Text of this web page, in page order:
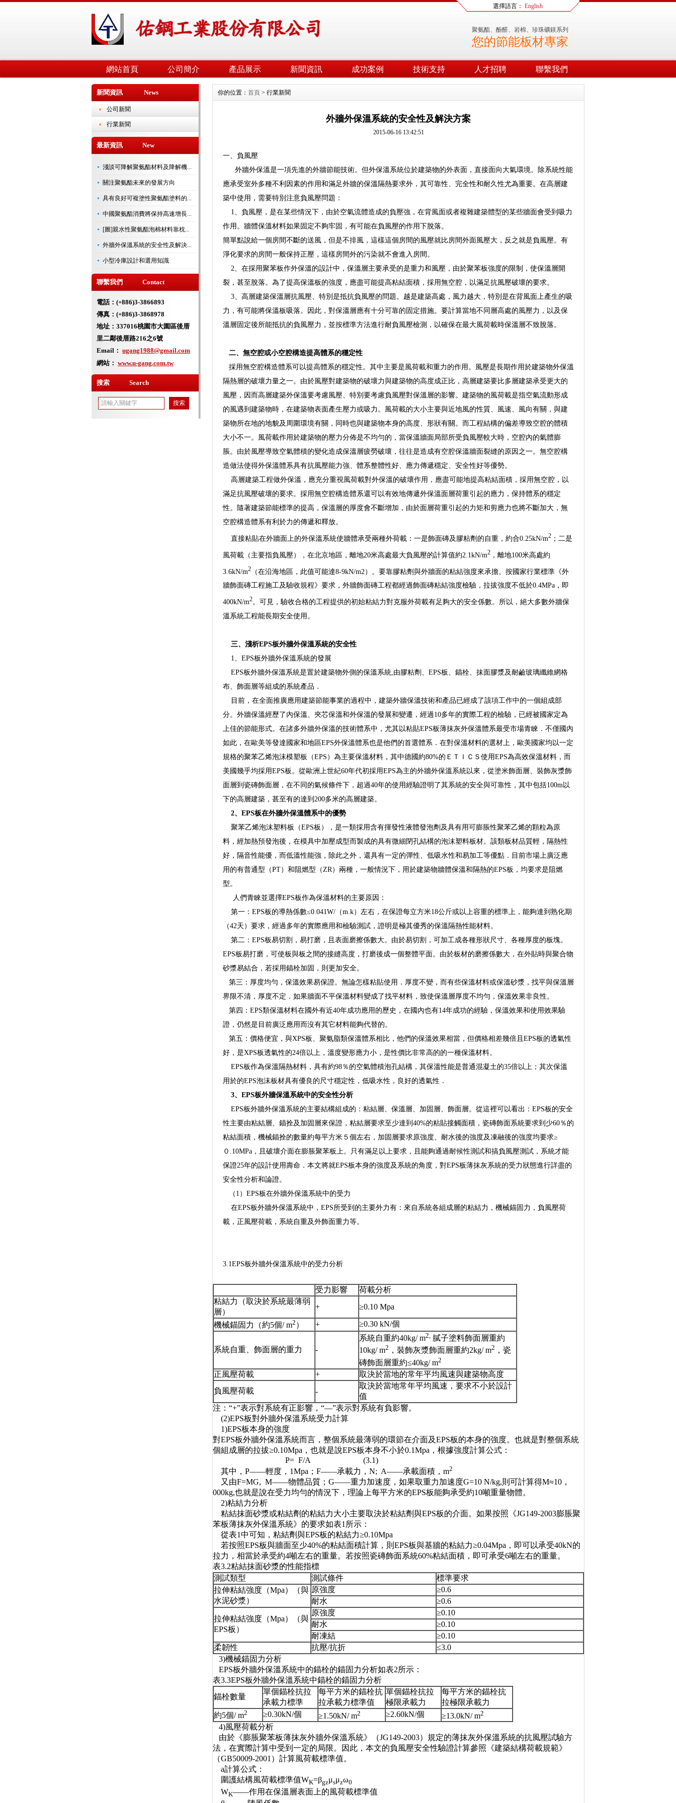
選擇語言： English
聚氨酯、酚醛、岩棉、珍珠礦鎂系列
您的節能板材專家
網站首頁 公司簡介 產品展示 新聞資訊 成功案例 技術支持 人才招聘 聯繫我們
新聞資訊 News
公司新聞
行業新聞
最新資訊 New
淺談可降解聚氨酯材料及降解機...
關注聚氨酯未來的發展方向
具有良好可複塗性聚氨酯塗料的...
中國聚氨酯消費將保持高速增長...
[圖]親水性聚氨酯泡棉材料靠枕...
外牆外保溫系統的安全性及解決...
小型冷庫設計和選用知識
聯繫我們 Contact
電話：(+886)3-3866893
傳真：(+886)3-3868978
地址： 337016桃園市大園區後厝
里二鄰後厝路216之6號
Email： ugang1988@gmail.com
網站： www.u-gang.com.tw
搜索 Search
你的位置： 首頁 > 行業新聞
外牆外保溫系統的安全性及解決方案
2015-06-16 13:42:51
一、負風壓
外牆外保溫是一項先進的外牆節能技術。但外保溫系統位於建築物的外表面，直接面向大氣環境。除系統性能
應承受室外多種不利因素的作用和滿足外牆的保溫隔熱要求外，其可靠性、完全性和耐久性尤為重要。在高層建
築中使用，需要特別注意負風壓問題：
1、負風壓，是在某些情況下，由於空氣流體造成的負壓強，在背風面或者複雜建築體型的某些牆面會受到吸力
作用。牆體保溫材料如果固定不夠牢固，有可能在負風壓的作用下脫落。
簡單點說給一個房間不斷的送風，但是不排風，這樣這個房間的風壓就比房間外面風壓大，反之就是負風壓。有
淨化要求的房間一般保持正壓，這樣房間外的污染就不會進入房間。
2、在採用聚苯板作外保溫的設計中，保溫層主要承受的是重力和風壓，由於聚苯板強度的限制，使保溫層開
裂，甚至脫落。為了提高保溫板的強度，應盡可能提高粘結面積，採用無空腔，以滿足抗風壓破壞的要求。
3、高層建築保溫層抗風壓、特別是抵抗負風壓的問題。越是建築高處，風力越大，特別是在背風面上產生的吸
力，有可能將保溫板吸落。因此，對保溫層應有十分可靠的固定措施。要計算當地不同層高處的風壓力，以及保
溫層固定後所能抵抗的負風壓力，並按標準方法進行耐負風壓檢測，以確保在最大風荷載時保溫層不致脫落。
二、無空腔或小空腔構造提高體系的穩定性
採用無空腔構造體系可以提高體系的穩定性。其中主要是風荷載和重力的作用。風壓是長期作用於建築物外保溫
隔熱層的破壞力量之一。由於風壓對建築物的破壞力與建築物的高度成正比，高層建築要比多層建築承受更大的
風壓，因而高層建築外保溫要考慮風壓、特別要考慮負風壓對保溫層的影響。建築物的風荷載是指空氣流動形成
的風遇到建築物時，在建築物表面產生壓力或吸力。風荷載的大小主要與近地風的性質、風速、風向有關，與建
築物所在地的地貌及周圍環境有關，同時也與建築物本身的高度、形狀有關。而工程結構的偏差導致空腔的體積
大小不一。風荷載作用於建築物的壓力分佈是不均勻的，當保溫牆面局部所受負風壓較大時，空腔內的氣體膨
脹。由於風壓導致空氣體積的變化造成保溫層疲勞破壞，往往是造成有空腔保溫牆面裂縫的原因之一。無空腔構
造做法使得外保溫體系具有抗風壓能力強、體系整體性好、應力傳遞穩定、安全性好等優勢。
高層建築工程做外保溫，應充分重視風荷載對外保溫的破壞作用，應盡可能地提高粘結面積，採用無空腔，以
滿足抗風壓破壞的要求。採用無空腔構造體系還可以有效地傳遞外保溫面層荷重引起的應力，保持體系的穩定
性。隨著建築節能標準的提高，保溫層的厚度會不斷增加，由於面層荷重引起的力矩和剪應力也將不斷加大，無
空腔構造體系有利於力的傳遞和釋放。
直接粘貼在外牆面上的外保溫系統使牆體承受兩種外荷載：一是飾面磚及膠粘劑的自重，約合0.25kN/m2 ；二是
風荷載（主要指負風壓），在北京地區，離地20米高處最大負風壓的計算值約2.1kN/m2 ，離地100米高處約
3.6kN/m2 （在沿海地區，此值可能達8-9kN/m2）。要靠膠粘劑與外牆面的粘結強度來承擔。按國家行業標準《外
牆飾面磚工程施工及驗收規程》要求，外牆飾面磚工程都經過飾面磚粘結強度檢驗，拉拔強度不低於0.4MPa，即
400kN/m2。可見，驗收合格的工程提供的初始粘結力對克服外荷載有足夠大的安全係數。所以，絕大多數外牆保
溫系統工程能長期安全使用。
三、淺析EPS板外牆外保溫系統的安全性
1、EPS板外牆外保溫系統的發展
EPS板外牆外保溫系統是置於建築物外側的保溫系統,由膠粘劑、EPS板、錨栓、抹面膠漿及耐鹼玻璃纖維網格
布、飾面層等組成的系統產品．
目前，在全面推廣應用建築節能事業的過程中，建築外牆保溫技術和產品已經成了該項工作中的一個組成部
分。外牆保溫經歷了內保溫、夾芯保溫和外保溫的發展和變遷，經過10多年的實際工程的檢驗，已經被國家定為
上佳的節能形式。在諸多外牆外保溫的技術體系中，尤其以粘貼EPS板薄抹灰外保溫體系最受市場青睞．不僅國內
如此，在歐美等發達國家和地區EPS外保溫體系也是他們的首選體系．在對保溫材料的選材上，歐美國家均以一定
規格的聚苯乙烯泡沫模塑板（EPS）為主要保溫材料，其中德國約80%的ＥＴＩＣＳ使用EPS為高效保溫材料，而
美國幾乎均採用EPS板。從歐洲上世紀60年代初採用EPS為主的外牆外保溫系統以來，從塗米飾面層、裝飾灰漿飾
面層到瓷磚飾面層，在不同的氣候條件下，超過40年的使用經驗證明了其系統的安全與可靠性，其中包括100m以
下的高層建築，甚至有的達到200多米的高層建築。
2、 EPS板在外牆外保溫體系中的優勢
聚苯乙烯泡沫塑料板（EPS板），是一類採用含有揮發性液體發泡劑及具有用可膨脹性聚苯乙烯的顆粒為原
料，經加熱預發泡後，在模具中加壓成型而製成的具有微細閉孔結構的泡沫塑料板材。該類板材品質輕，隔熱性
好，隔音性能優，而低溫性能強，除此之外，還具有一定的彈性、低吸水性和易加工等優點．目前市場上廣泛應
用的有普通型（PT）和阻燃型（ZR）兩種，一般情況下，用於建築物牆體保溫和隔熱的EPS板，均要求是阻燃
型。
人們青睞並選擇EPS板作為保溫材料的主要原因：
第一：EPS板的導熱係數≤0.041W/（m.k）左右，在保證每立方米18公斤或以上容重的標準上，能夠達到熟化期
（42天）要求，經過多年的實際應用和檢驗測試，證明是極其優秀的保溫隔熱性能材料。
第二：EPS板易切割，易打磨，且表面磨擦係數大。由於易切割，可加工成各種形狀尺寸、各種厚度的板塊。
EPS板易打磨，可使板與板之間的接縫高度，打磨後成一個整體平面。由於板材的磨擦係數大，在外貼時與聚合物
砂漿易結合，若採用錨栓加固，則更加安全。
第三：厚度均勻，保溫效果易保證。無論怎樣粘貼使用．厚度不變，而有些保溫材料或保溫砂漿，找平與保溫層
界限不清，厚度不定．如果牆面不平保溫材料變成了找平材料，致使保溫層厚度不均勻，保溫效果非良性。
第四：EPS類保溫材料在國外有近40年成功應用的歷史，在國內也有14年成功的經驗，保溫效果和使用效果驗
證，仍然是目前廣泛應用而沒有其它材料能夠代替的。
第五：價格便宜，與XPS板、聚氨脂類保溫體系相比，他們的保溫效果相當，但價格相差幾倍且EPS板的透氣性
好，是XPS板透氣性的24倍以上，溫度變形應力小，是性價比非常高的的一種保溫材料。
EPS板作為保溫隔熱材料，具有約98％的空氣體積泡孔結構，其保溫性能是普通混凝土的35倍以上；其次保溫
用於的EPS泡沫板材具有優良的尺寸穩定性，低吸水性，良好的透氣性．
3、 EPS板外牆保溫系統中的安全性分析
EPS板外牆外保溫系統的主要結構組成的：粘結層、保溫層、加固層、飾面層。從這裡可以看出：EPS板的安全
性主要由粘結層、錨拴及加固層來保證，粘結層要求至少達到40%的粘貼接觸面積，瓷磚飾面系統要求到少60％的
粘結面積，機械錨拴的數量約每平方米５個左右，加固層要求原強度、耐水後的強度及凍融後的強度均要求≥
０.10MPa，且破壞介面在膨脹聚苯板上。只有滿足以上要求，且能夠通過耐候性測試和搞負風壓測試，系統才能
保證25年的設計使用壽命．本文將就EPS板本身的強度及系統的角度，對EPS板薄抹灰系統的受力狀態進行詳盡的
安全性分析和論證。
（1）EPS板在外牆外保溫系統中的受力
在EPS板外牆外保溫系統中，EPS所受到的主要外力有：來自系統各組成層的粘結力，機械錨固力，負風壓荷
載，正風壓荷載，系統自重及外飾面重力等。
3.1EPS板外牆外保溫系統中的受力分析
受力影響
荷載分析
粘結力（取決於系統最薄弱
層）
+ ≥0.10 Mpa
機械錨固力（約5個/ m2 ） + ≥0.30 kN/個
系統自重、飾面層的重力 -
系統自重約40kg/ m2, 膩子塗料飾面層重約
10kg/ m2 ，裝飾灰漿飾面層重約2kg/ m2 ，瓷
磚飾面層重約≤40kg/ m2
正風壓荷載 +
取決於當地的常年平均風速與建築物高度
負風壓荷載
-
取決於當地常年平均風速，要求不小於設計
值
注：“+”表示對系統有正影響，“—”表示對系統有負影響。
(2)EPS板對外牆外保溫系統受力計算
1)EPS板本身的強度
對EPS板外牆外保溫系統而言，整個系統最薄弱的環節在介面及EPS板的本身的強度。也就是對整個系統
個組成層的拉拔≥0.10Mpa，也就是說EPS板本身不小於0.1Mpa，根據強度計算公式：
P= F/A (3.1)
其中，P——輕度，1Mpa；F——承載力，N; A——承載面積，m2
又由F=MG, M——物體品質；G——重力加速度，如果取重力加速度G=10 N/kg,則可計算得M≈10，
000kg,也就是說在受力均勻的情況下，理論上每平方米的EPS板能夠承受約10噸重量物體。
2)粘結力分析
粘結抹面砂漿或粘結劑的粘結力大小主要取決於粘結劑與EPS板的介面。如果按照《JG149-2003膨脹聚
苯板薄抹灰外保溫系統》的要求如表1所示：
從表1中可知，粘結劑與EPS板的粘結力≥0.10Mpa
若按照EPS板與牆面至少40%的粘結面積計算，則EPS板與基牆的粘結力≥0.04Mpa，即可以承受40kN的
拉力，相當於承受約4噸左右的重量。若按照瓷磚飾面系統60%粘結面積，即可承受6噸左右的重量。
表3.2粘結抹面砂漿的性能指標
測試類型
測試條件
標準要求
拉伸粘結強度（Mpa）（與
水泥砂漿）
原強度
≥0.6
耐水
≥0.6
拉伸粘結強度（Mpa）（與
EPS板）
原強度
≥0.10
耐水
≥0.10
耐凍結
≥0.10
柔韌性
抗壓/抗折
≤3.0
3)機械錨固力分析
EPS板外牆外保溫系統中的錨栓的錨固力分析如表2所示：
表3.3EPS板外牆外保溫系統中錨栓的錨固力分析
錨栓數量
單個錨栓抗拉
承載力標準
每平方米的錨栓抗
拉承載力標準值
單個錨栓抗拉
極限承載力
每平方米的錨栓抗
拉極限承載力
約5個/ m2 ≥0.30kN/個 ≥1.50kN/ m2 ≥2.60kN/個 ≥13.0kN/ m2
4)風壓荷載分析
由於《膨脹聚苯板薄抹灰外牆外保溫系統》（JG149-2003）規定的薄抹灰外保溫系統的抗風壓試驗方
法，在實際計算中受到一定的局限。因此，本文的負風壓安全性驗證計算參照《建築結構荷載規範》
（GB50009-2001）計算風荷載標準值。
a計算公式：
圍護結構風荷載標準值WK=βgzμsμzω0
WK——作用在保溫層表面上的風荷載標準值